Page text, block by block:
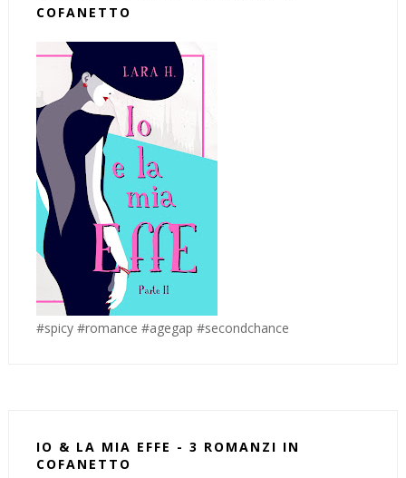
COFANETTO
#spicy #romance #agegap #secondchance
IO & LA MIA EFFE - 3 ROMANZI IN
COFANETTO